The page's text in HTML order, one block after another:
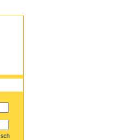
Nico Kubitz